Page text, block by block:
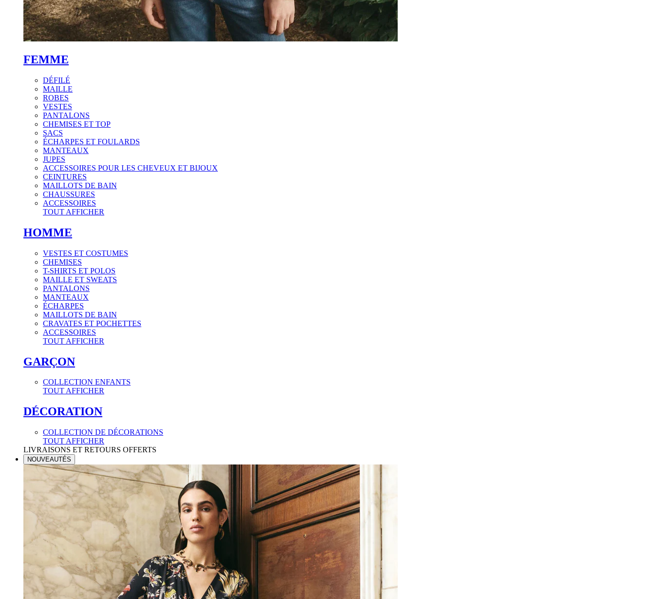
FEMME
DÉFILÉ
MAILLE
ROBES
VESTES
PANTALONS
CHEMISES ET TOP
SACS
ÉCHARPES ET FOULARDS
MANTEAUX
JUPES
ACCESSOIRES POUR LES CHEVEUX ET BIJOUX
CEINTURES
MAILLOTS DE BAIN
CHAUSSURES
ACCESSOIRES
TOUT AFFICHER
HOMME
VESTES ET COSTUMES
CHEMISES
T-SHIRTS ET POLOS
MAILLE ET SWEATS
PANTALONS
MANTEAUX
ÉCHARPES
MAILLOTS DE BAIN
CRAVATES ET POCHETTES
ACCESSOIRES
TOUT AFFICHER
GARÇON
COLLECTION ENFANTS
TOUT AFFICHER
DÉCORATION
COLLECTION DE DÉCORATIONS
TOUT AFFICHER
LIVRAISONS ET RETOURS OFFERTS
NOUVEAUTÉS